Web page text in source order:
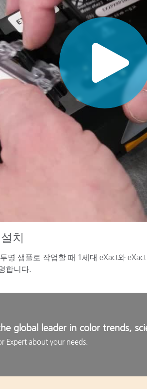
조사
소비자
종이/페
건축 자
내구재
치
명 샘플로 작업할 때 1세대 eXact와
합니다.
global leader in color trends,
Expert about your needs.